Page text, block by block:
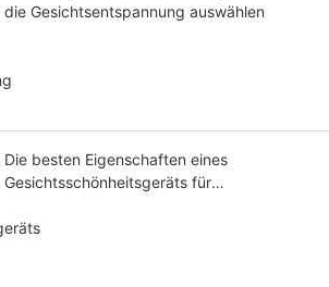
die Gesichtsentspannung auswählen
Die besten Eigenschaften eines
Gesichtsschönheitsgeräts für